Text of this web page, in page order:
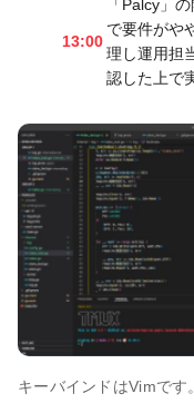
13:00
「Palcy」
で要件がや
理し運用担
認した上で
キーバインドはVimで